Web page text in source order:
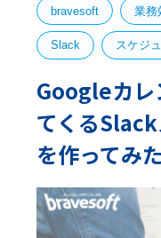
bravesoft 業務
Slack スケジ
Googleカレ
てくる
を作ってみ